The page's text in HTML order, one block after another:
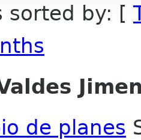
sorted by: [
de planes